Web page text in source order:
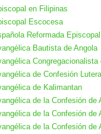
en Filipinas
Escocesa
Reformada Episcopal
Bautista de Angola
Congregacionalista
de Confesión
de Kalimantan
de la Confesión de
de la Confesión de
de la Confesión de